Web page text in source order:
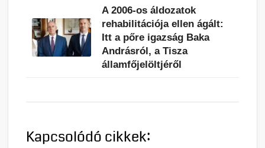
A 2006-os áldozatok
rehabilitációja ellen ágált:
Itt a pőre igazság Baka
Andrásról, a Tisza
államfőjelöltjéről
Kapcsolódó cikkek: